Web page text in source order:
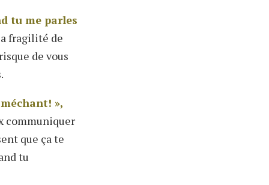
tu me parles
fragilité de
de vous
»,
communiquer
que ça te
tu